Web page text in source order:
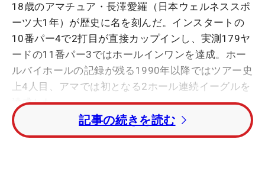
18歳のアマチュア・長澤愛羅（日本ウェルネススポ
ーツ大1年）が歴史に名を刻んだ。インスタートの
10番パー4で2打目が直接カップインし、実測179ヤ
ードの11番パー3ではホールインワンを達成。ホー
ルバイホールの記録が残る1990年以降ではツアー史
上4人目、アマでは初となる2ホール連続イーグルを
達成した。
「ホールインワンはプライベートも含めて初めてで
記事の続きを読む